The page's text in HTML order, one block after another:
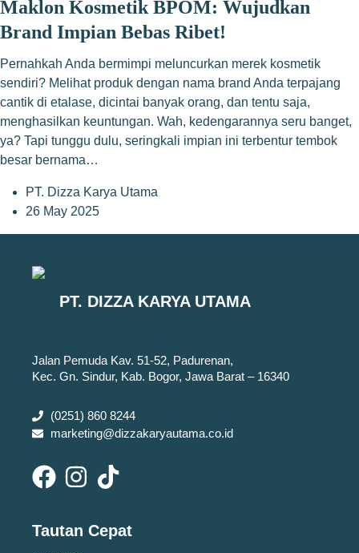
Maklon Kosmetik BPOM: Wujudkan
Brand Impian Bebas Ribet!
Pernahkah Anda bermimpi meluncurkan merek kosmetik
sendiri? Melihat produk dengan nama brand Anda terpajang
cantik di etalase, dicintai banyak orang, dan tentu saja,
menghasilkan keuntungan. Wah, kedengarannya seru banget,
ya? Tapi tunggu dulu, seringkali impian ini terbentur tembok
besar bernama…
PT. Dizza Karya Utama
26 May 2025
PT. DIZZA KARYA UTAMA
Jalan Pemuda Kav. 51-52, Padurenan,
Kec. Gn. Sindur, Kab. Bogor, Jawa Barat – 16340
(0251) 860 8244
marketing@dizzakaryautama.co.id
Tautan Cepat